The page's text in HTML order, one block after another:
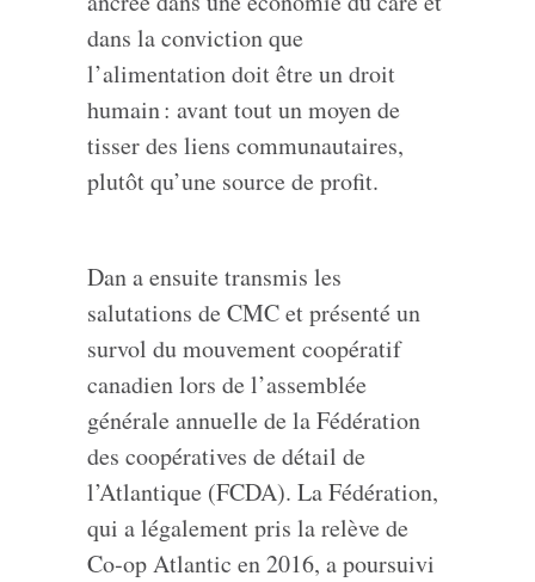
dans la conviction que
l’alimentation doit être un droit
humain : avant tout un moyen de
tisser des liens communautaires,
plutôt qu’une source de profit.
Dan a ensuite transmis les
salutations de CMC et présenté un
survol du mouvement coopératif
canadien lors de l’assemblée
générale annuelle de la Fédération
des coopératives de détail de
l’Atlantique (FCDA). La Fédération,
qui a légalement pris la relève de
Co‑op Atlantic en 2016, a poursuivi